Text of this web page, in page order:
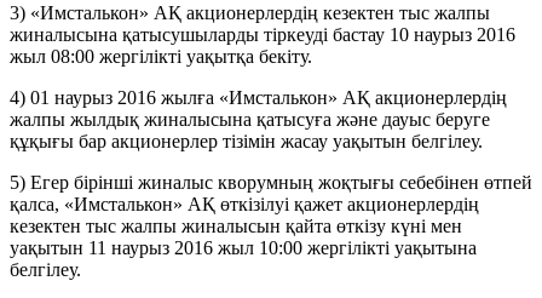
3) «Имсталькон» АҚ акционерлердің кезектен тыс жалпы
жиналысына қатысушыларды тіркеуді бастау 10 наурыз 2016
жыл 08:00 жергілікті уақытқа бекіту.
4) 01 наурыз 2016 жылға «Имсталькон» АҚ акционерлердің
жалпы жылдық жиналысына қатысуға және дауыс беруге
құқығы бар акционерлер тізімін жасау уақытын белгілеу.
5) Егер бірінші жиналыс кворумның жоқтығы себебінен өтпей
қалса, «Имсталькон» АҚ өткізілуі қажет акционерлердің
кезектен тыс жалпы жиналысын қайта өткізу күні мен
уақытын 11 наурыз 2016 жыл 10:00 жергілікті уақытына
белгілеу.